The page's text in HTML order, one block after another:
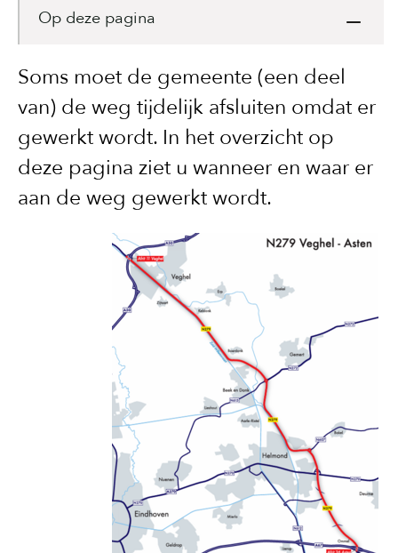
Soms moet de gemeente (een deel
van) de weg tijdelijk afsluiten omdat er
gewerkt wordt. In het overzicht op
deze pagina ziet u wanneer en waar er
aan de weg gewerkt wordt.
Op deze pagina